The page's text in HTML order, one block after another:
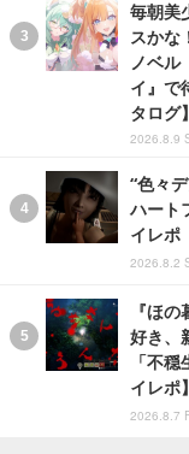
毎朝美
スかな
ノベ
イ』で
タログ】
2026.8.9
“色々
ハート
イレポ
2026.8.2
『ほ
好き、
「不
イレポ】
2026.8.7